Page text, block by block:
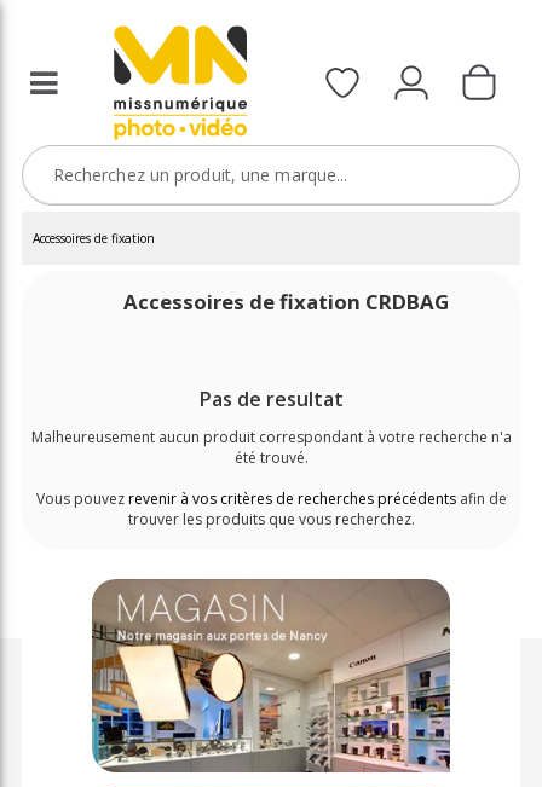
Accessoires de fixation
Accessoires de fixation CRDBAG
Pas de resultat
Malheureusement aucun produit correspondant à votre recherche n'a
été trouvé.
Vous pouvezrevenir à vos critères de recherches précédentsafin de
trouver les produits que vous recherchez.